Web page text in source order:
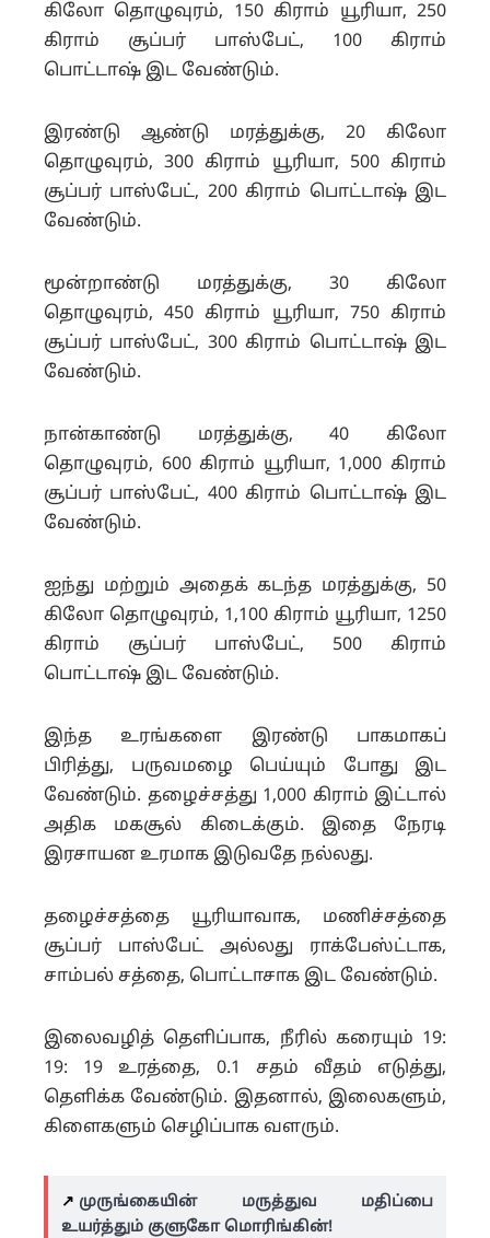
கிலோ தொழுவுரம், 150 கிராம் யூரியா, 250
கிராம் சூப்பர் பாஸ்பேட், 100 கிராம்
பொட்டாஷ் இட வேண்டும்.
இரண்டு ஆண்டு மரத்துக்கு, 20 கிலோ
தொழுவுரம், 300 கிராம் யூரியா, 500 கிராம்
சூப்பர் பாஸ்பேட், 200 கிராம் பொட்டாஷ் இட
வேண்டும்.
மூன்றாண்டு மரத்துக்கு, 30 கிலோ
தொழுவுரம், 450 கிராம் யூரியா, 750 கிராம்
சூப்பர் பாஸ்பேட், 300 கிராம் பொட்டாஷ் இட
வேண்டும்.
நான்காண்டு மரத்துக்கு, 40 கிலோ
தொழுவுரம், 600 கிராம் யூரியா, 1,000 கிராம்
சூப்பர் பாஸ்பேட், 400 கிராம் பொட்டாஷ் இட
வேண்டும்.
ஐந்து மற்றும் அதைக் கடந்த மரத்துக்கு, 50
கிலோ தொழுவுரம், 1,100 கிராம் யூரியா, 1250
கிராம் சூப்பர் பாஸ்பேட், 500 கிராம்
பொட்டாஷ் இட வேண்டும்.
இந்த உரங்களை இரண்டு பாகமாகப்
பிரித்து, பருவமழை பெய்யும் போது இட
வேண்டும். தழைச்சத்து 1,000 கிராம் இட்டால்
அதிக மகசூல் கிடைக்கும். இதை நேரடி
இரசாயன உரமாக இடுவதே நல்லது.
தழைச்சத்தை யூரியாவாக, மணிச்சத்தை
சூப்பர் பாஸ்பேட் அல்லது ராக்பேஸ்ட்டாக,
சாம்பல் சத்தை, பொட்டாசாக இட வேண்டும்.
இலைவழித் தெளிப்பாக, நீரில் கரையும் 19:
19: 19 உரத்தை, 0.1 சதம் வீதம் எடுத்து,
தெளிக்க வேண்டும். இதனால், இலைகளும்,
கிளைகளும் செழிப்பாக வளரும்.
↗️ முருங்கையின் மருத்துவ மதிப்பை
உயர்த்தும் குளுகோ மொரிங்கின்!